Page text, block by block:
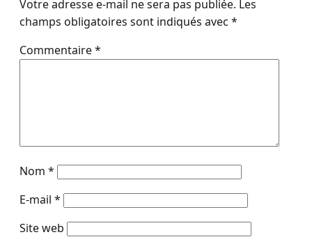
Votre adresse e-mail ne sera pas publiée. Les
champs obligatoires sont indiqués avec *
Commentaire*
Nom *
E-mail *
Site web